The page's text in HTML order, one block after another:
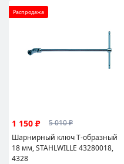
Распродажа
1 150 ₽
5 010 ₽
Шарнирный ключ Т-образный
18 мм, STAHLWILLE 43280018,
4328